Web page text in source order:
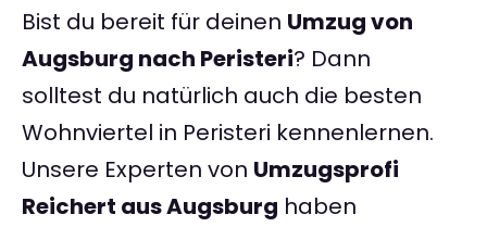
Bist du bereit für deinen Umzug von
Augsburg nach Peristeri? Dann
solltest du natürlich auch die besten
Wohnviertel in Peristeri kennenlernen.
Unsere Experten von Umzugsprofi
Reichert aus Augsburg haben